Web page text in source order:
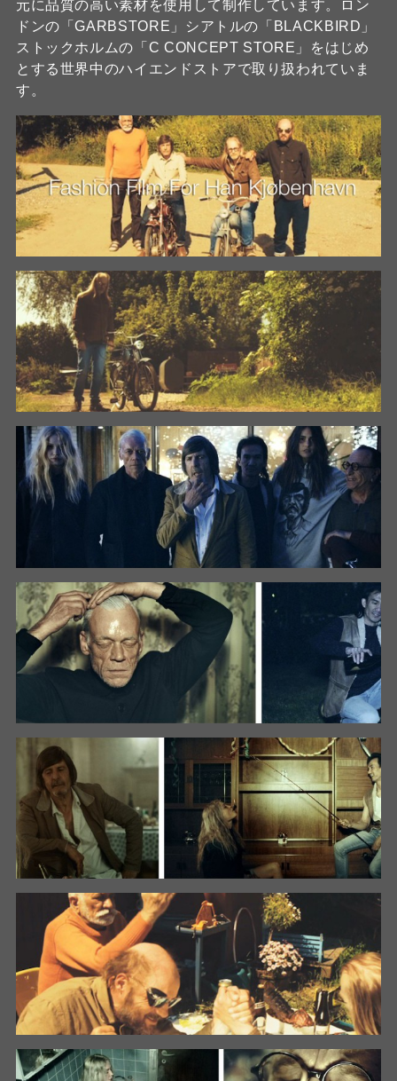
元に品質の高い素材を使用して制作しています。ロン
ドンの「GARBSTORE」シアトルの「BLACKBIRD」
ストックホルムの「C CONCEPT STORE」をはじめ
とする世界中のハイエンドストアで取り扱われていま
す。